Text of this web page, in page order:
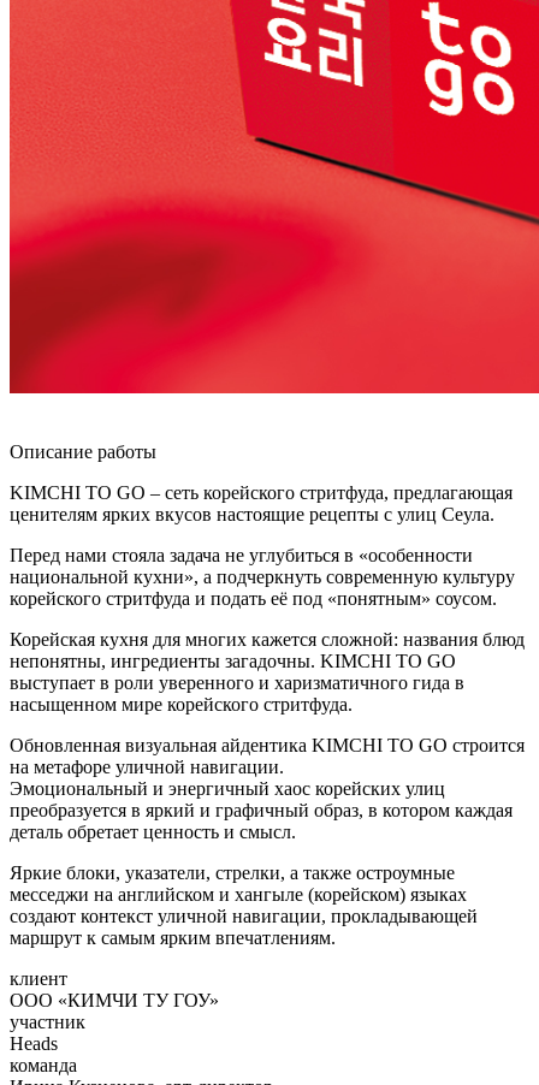
Описание работы
KIMCHI TO GO – сеть корейского стритфуда, предлагающая
ценителям ярких вкусов настоящие рецепты с улиц Сеула.
Перед нами стояла задача не углубиться в «особенности
национальной кухни», а подчеркнуть современную культуру
корейского стритфуда и подать её под «понятным» соусом.
Корейская кухня для многих кажется сложной: названия блюд
непонятны, ингредиенты загадочны. KIMCHI TO GO
выступает в роли уверенного и харизматичного гида в
насыщенном мире корейского стритфуда.
Обновленная визуальная айдентика KIMCHI TO GO строится
на метафоре уличной навигации.
Эмоциональный и энергичный хаос корейских улиц
преобразуется в яркий и графичный образ, в котором каждая
деталь обретает ценность и смысл.
Яркие блоки, указатели, стрелки, а также остроумные
месседжи на английском и хангыле (корейском) языках
создают контекст уличной навигации, прокладывающей
маршрут к самым ярким впечатлениям.
клиент
ООО «КИМЧИ ТУ ГОУ»
участник
Heads
команда